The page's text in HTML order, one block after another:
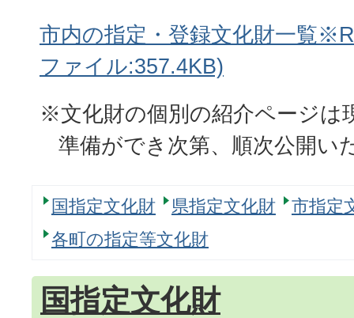
市内の指定・登録文化財一覧
ファイル:357.4KB)
※文化財の個別の紹介ページは
準備ができ次第、順次公開い
国指定文化財 県指定文化財
市指定
各町の指定等文化財
国指定文化財